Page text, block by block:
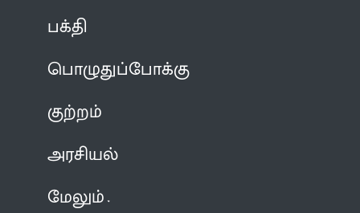
பக்தி
பொழுதுப்போக்கு
குற்றம்
அரசியல்
மேலும்